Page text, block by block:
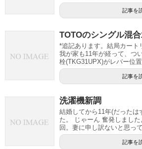
記事を
TOTOのシングル混
*追記あります。結局カート
我が家も11年が経って、つ
栓(TKG31UPX)がレバー位
記事を
洗濯機新調
結婚してから11年(だったは
た。 じゃーん 奮発しまし
回。妻に申し訳ないと思っ
記事を